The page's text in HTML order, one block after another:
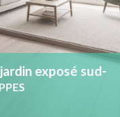
exposé sud-